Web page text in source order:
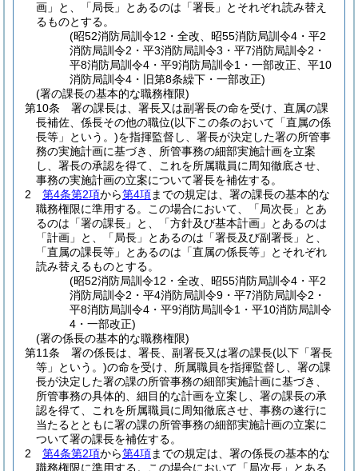
画」と、「局長」とあるのは「署長」とそれぞれ読み替え
るものとする。
(昭52消防局訓令12・全改、昭55消防局訓令4・平2
消防局訓令2・平3消防局訓令3・平7消防局訓令2・
平8消防局訓令4・平9消防局訓令1・一部改正、平10
消防局訓令4・旧第8条繰下・一部改正)
(署の課長の基本的な職務権限)
第10条
署の課長は、署長又は副署長の命を受け、直属の課
長補佐、係長その他の職位(以下この条のおいて「直属の係
長等」という。)を指揮監督し、署長が決定した署の所管事
務の実施計画に基づき、所管事務の細部実施計画を立案
し、署長の承認を得て、これを所属職員に周知徹底させ、
事務の実施計画の立案について署長を補佐する。
2
第4条第2項から第4項までの規定は、署の課長の基本的な
職務権限に準用する。
この場合において、「局次長」とあ
るのは「署の課長」と、「方針及び基本計画」とあるのは
「計画」と、「局長」とあるのは「署長及び副署長」と、
「直属の課長等」とあるのは「直属の係長等」とそれぞれ
読み替えるものとする。
(昭52消防局訓令12・全改、昭55消防局訓令4・平2
消防局訓令2・平4消防局訓令9・平7消防局訓令2・
平8消防局訓令4・平9消防局訓令1・平10消防局訓令
4・一部改正)
(署の係長の基本的な職務権限)
第11条
署の係長は、署長、副署長又は署の課長(以下「署長
等」という。)の命を受け、所属職員を指揮監督し、署の課
長が決定した署の課の所管事務の細部実施計画に基づき、
所管事務の具体的、細目的な計画を立案し、署の課長の承
認を得て、これを所属職員に周知徹底させ、事務の遂行に
当たるとともに署の課の所管事務の細部実施計画の立案に
ついて署の課長を補佐する。
2
第4条第2項から第4項までの規定は、署の係長の基本的な
職務権限に準用する。
この場合において「局次長」とある